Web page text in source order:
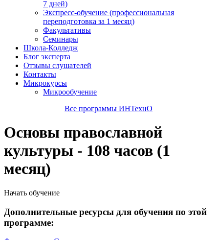
7 дней)
Экспресс-обучение (профессиональная
переподготовка за 1 месяц)
Факультативы
Семинары
Школа-Колледж
Блог эксперта
Отзывы слушателей
Контакты
Микрокурсы
Микрообучение
Все программы ИНТехнО
Основы православной
культуры - 108 часов (1
месяц)
Начать обучение
Дополнительные ресурсы для обучения по этой
программе: